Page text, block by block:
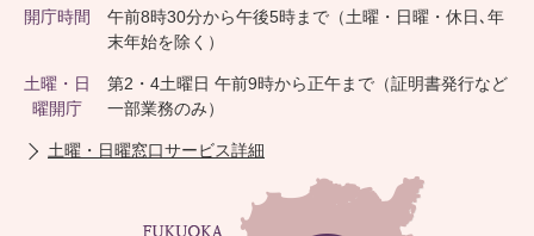
開庁時間
午前8時30分から午後5時まで（土曜・日曜・休日､年
末年始を除く）
土曜・日
曜開庁
第2・4土曜日 午前9時から正午まで（証明書発行など
一部業務のみ）
土曜・日曜窓口サービス詳細